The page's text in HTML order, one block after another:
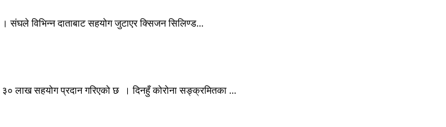
विभिन्न दाताबाट सहयोग जुटाएर क्सिजन सिलिण्ड...
लाख सहयोग प्रदान गरिएको छ । दिनहुँ कोरोना सङ्क्रमितका ...